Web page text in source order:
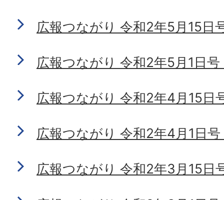
広報つながり 令和2年5月15日
広報つながり 令和2年5月1日
広報つながり 令和2年4月15日
広報つながり 令和2年4月1日
広報つながり 令和2年3月15日